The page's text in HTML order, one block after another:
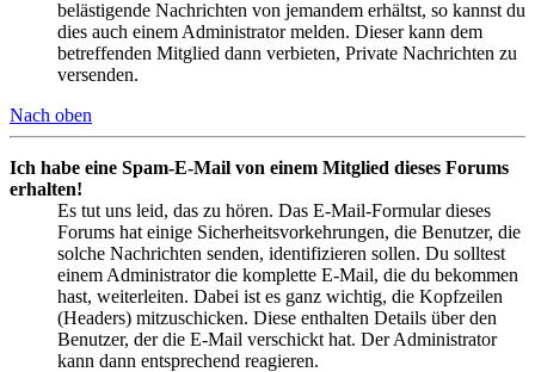
belästigende Nachrichten von jemandem erhältst, so kannst du
dies auch einem Administrator melden. Dieser kann dem
betreffenden Mitglied dann verbieten, Private Nachrichten zu
versenden.
Nach oben
Ich habe eine Spam-E-Mail von einem Mitglied dieses Forums
erhalten!
Es tut uns leid, das zu hören. Das E-Mail-Formular dieses
Forums hat einige Sicherheitsvorkehrungen, die Benutzer, die
solche Nachrichten senden, identifizieren sollen. Du solltest
einem Administrator die komplette E-Mail, die du bekommen
hast, weiterleiten. Dabei ist es ganz wichtig, die Kopfzeilen
(Headers) mitzuschicken. Diese enthalten Details über den
Benutzer, der die E-Mail verschickt hat. Der Administrator
kann dann entsprechend reagieren.